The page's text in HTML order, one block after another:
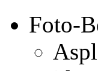
Foto-